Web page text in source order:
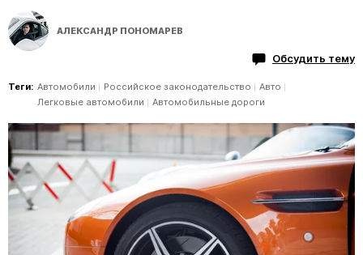
АЛЕКСАНДР ПОНОМАРЕВ
Обсудить тему
Теги: Автомобили Российское законодательство
Авто
Легковые автомобили
Автомобильные дороги